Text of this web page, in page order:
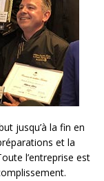
jusqu’à la fin en
et la
l’entreprise est